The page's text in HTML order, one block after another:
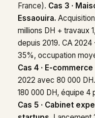
France). Cas 3 ·
Essaouira.
millions DH + travaux
depuis 2019. CA 2024
35%, occupation
Cas 4 · E-
2022 avec 80 000
180 000 DH, équipe 4
Cas 5 · Cabinet